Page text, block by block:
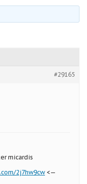
#29165
micardis
2j7hw9cw <—